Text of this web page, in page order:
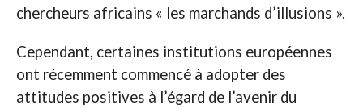
chercheurs africains « les marchands d’illusions ».
Cependant, certaines institutions européennes
ont récemment commencé à adopter des
attitudes positives à l’égard de l’avenir du